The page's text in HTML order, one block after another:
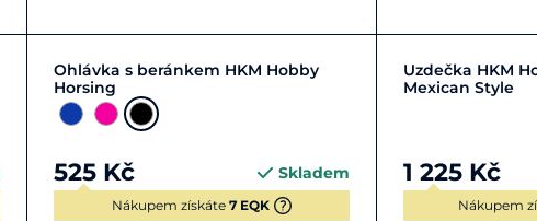
Zobrazit detail
Ohlávka s beránkem HKM Hobby
Horsing
525 Kč Skladem
Nákupem získáte 7 EQK
Uzdečka HKM
Mexican Style
1 225 Kč
Nákupem